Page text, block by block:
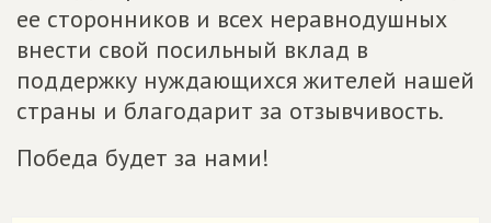
ее сторонников и всех неравнодушных
внести свой посильный вклад в
поддержку нуждающихся жителей нашей
страны и благодарит за отзывчивость.
Победа будет за нами!